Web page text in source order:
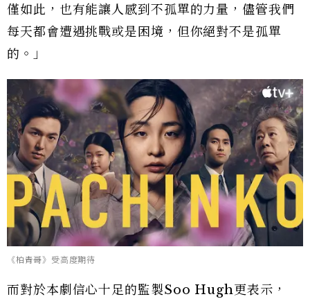
僅如此，也有能讓人感到不孤單的力量，儘管我們
每天都會遭遇挑戰或是困境，但你絕對不是孤單
的。」
《柏青哥》受高度期待
而對於本劇信心十足的監製Soo Hugh更表示，